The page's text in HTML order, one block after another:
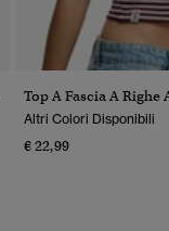
Top A Fascia A Righe
Altri Colori Disponibili
€ 22,99